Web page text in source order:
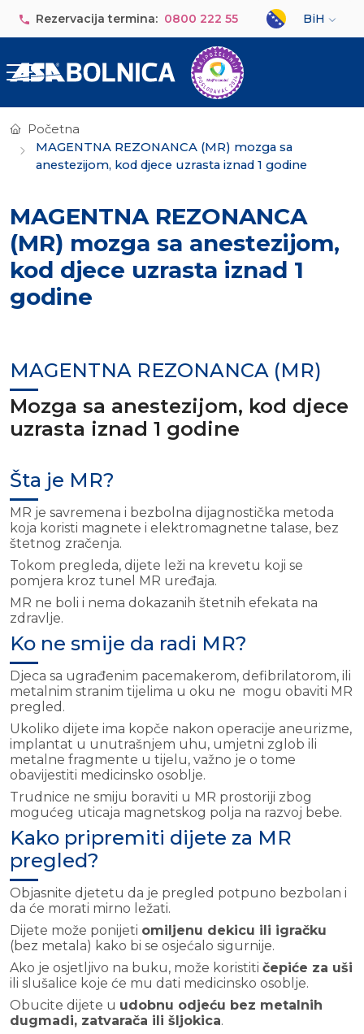
Rezervacija termina: 0800 222 55
Select your
BiH
Početna
MAGENTNA REZONANCA (MR) mozga sa
anestezijom, kod djece uzrasta iznad 1 godine
MAGENTNA REZONANCA
(MR) mozga sa anestezijom,
kod djece uzrasta iznad 1
godine
MAGENTNA REZONANCA (MR)
Mozga sa anestezijom, kod djece
uzrasta iznad 1 godine
Šta je MR?
MR je savremena i bezbolna dijagnostička metoda
koja koristi magnete i elektromagnetne talase, bez
štetnog zračenja.
Tokom pregleda, dijete leži na krevetu koji se
pomjera kroz tunel MR uređaja.
MR ne boli i nema dokazanih štetnih efekata na
zdravlje.
Ko ne smije da radi MR?
Djeca sa ugrađenim pacemakerom, defibrilatorom, ili
metalnim stranim tijelima u oku ne mogu obaviti MR
pregled.
Ukoliko dijete ima kopče nakon operacije aneurizme,
implantat u unutrašnjem uhu, umjetni zglob ili
metalne fragmente u tijelu, važno je o tome
obavijestiti medicinsko osoblje.
Trudnice ne smiju boraviti u MR prostoriji zbog
mogućeg uticaja magnetskog polja na razvoj bebe.
Kako pripremiti dijete za MR
pregled?
Objasnite djetetu da je pregled potpuno bezbolan i
da će morati mirno ležati.
Dijete može ponijeti omiljenu dekicu ili igračku
(bez metala) kako bi se osjećalo sigurnije.
Ako je osjetljivo na buku, može koristiti čepiće za uši
ili slušalice koje će mu dati medicinsko osoblje.
Obucite dijete u udobnu odjeću bez metalnih
dugmadi, zatvarača ili šljokica.